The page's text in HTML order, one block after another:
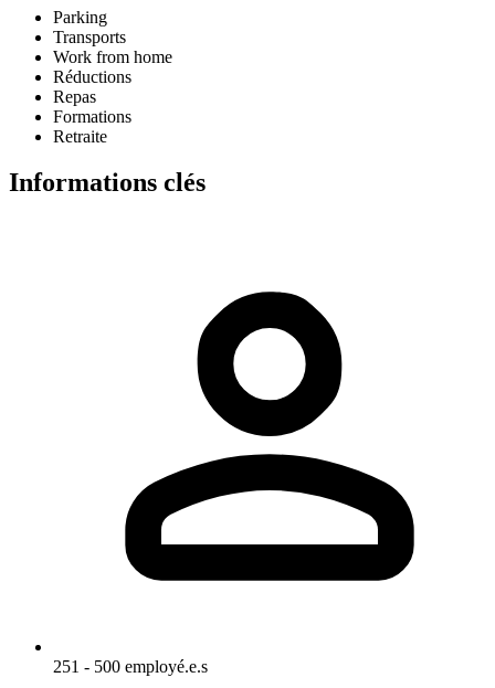
Parking
Transports
Work from home
Réductions
Repas
Formations
Retraite
Informations clés
251 - 500 employé.e.s